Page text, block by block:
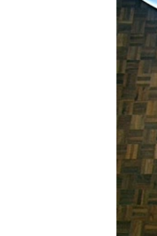
Mein B:O
Mein
Folgen Sie uns
Kontakt